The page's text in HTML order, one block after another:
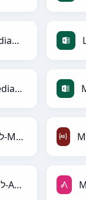
JSON ל-MediaWiki
LaTeX ל-MediaWiki
Markdown ל-MediaWiki
MediaWiki ל-ASCII